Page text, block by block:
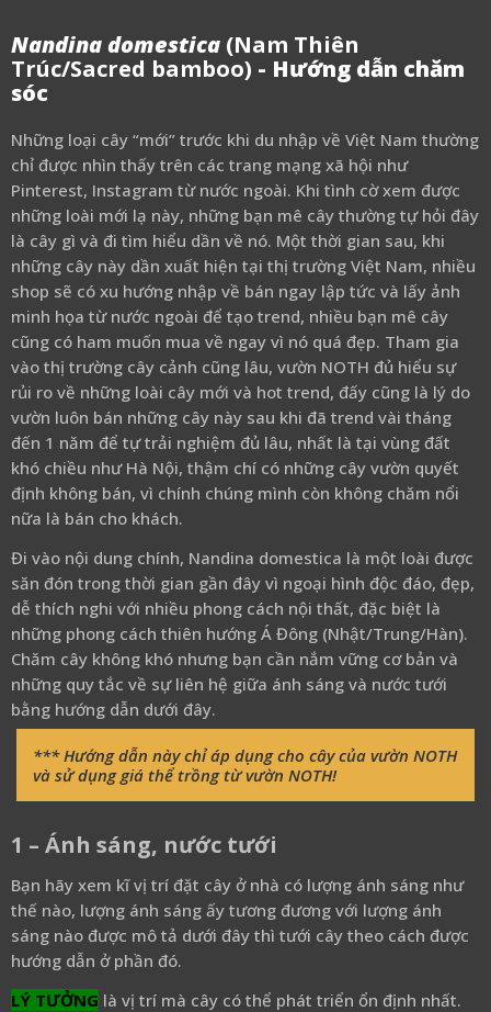
Nandina domestica (Nam Thiên
Trúc/Sacred bamboo) - Hướng dẫn chăm
sóc
Những loại cây “mới” trước khi du nhập về Việt Nam thường
chỉ được nhìn thấy trên các trang mạng xã hội như
Pinterest, Instagram từ nước ngoài. Khi tình cờ xem được
những loài mới lạ này, những bạn mê cây thường tự hỏi đây
là cây gì và đi tìm hiểu dần về nó. Một thời gian sau, khi
những cây này dần xuất hiện tại thị trường Việt Nam, nhiều
shop sẽ có xu hướng nhập về bán ngay lập tức và lấy ảnh
minh họa từ nước ngoài để tạo trend, nhiều bạn mê cây
cũng có ham muốn mua về ngay vì nó quá đẹp. Tham gia
vào thị trường cây cảnh cũng lâu, vườn NOTH đủ hiểu sự
rủi ro về những loài cây mới và hot trend, đấy cũng là lý do
vườn luôn bán những cây này sau khi đã trend vài tháng
đến 1 năm để tự trải nghiệm đủ lâu, nhất là tại vùng đất
khó chiều như Hà Nội, thậm chí có những cây vườn quyết
định không bán, vì chính chúng mình còn không chăm nổi
nữa là bán cho khách.
Đi vào nội dung chính, Nandina domestica là một loài được
săn đón trong thời gian gần đây vì ngoại hình độc đáo, đẹp,
dễ thích nghi với nhiều phong cách nội thất, đặc biệt là
những phong cách thiên hướng Á Đông (Nhật/Trung/Hàn).
Chăm cây không khó nhưng bạn cần nắm vững cơ bản và
những quy tắc về sự liên hệ giữa ánh sáng và nước tưới
bằng hướng dẫn dưới đây.
*** Hướng dẫn này chỉ áp dụng cho cây của vườn NOTH
và sử dụng giá thể trồng từ vườn NOTH!
1 – Ánh sáng, nước tưới
Bạn hãy xem kĩ vị trí đặt cây ở nhà có lượng ánh sáng như
thế nào, lượng ánh sáng ấy tương đương với lượng ánh
sáng nào được mô tả dưới đây thì tưới cây theo cách được
hướng dẫn ở phần đó.
LÝ TƯỞNG là vị trí mà cây có thể phát triển ổn định nhất.